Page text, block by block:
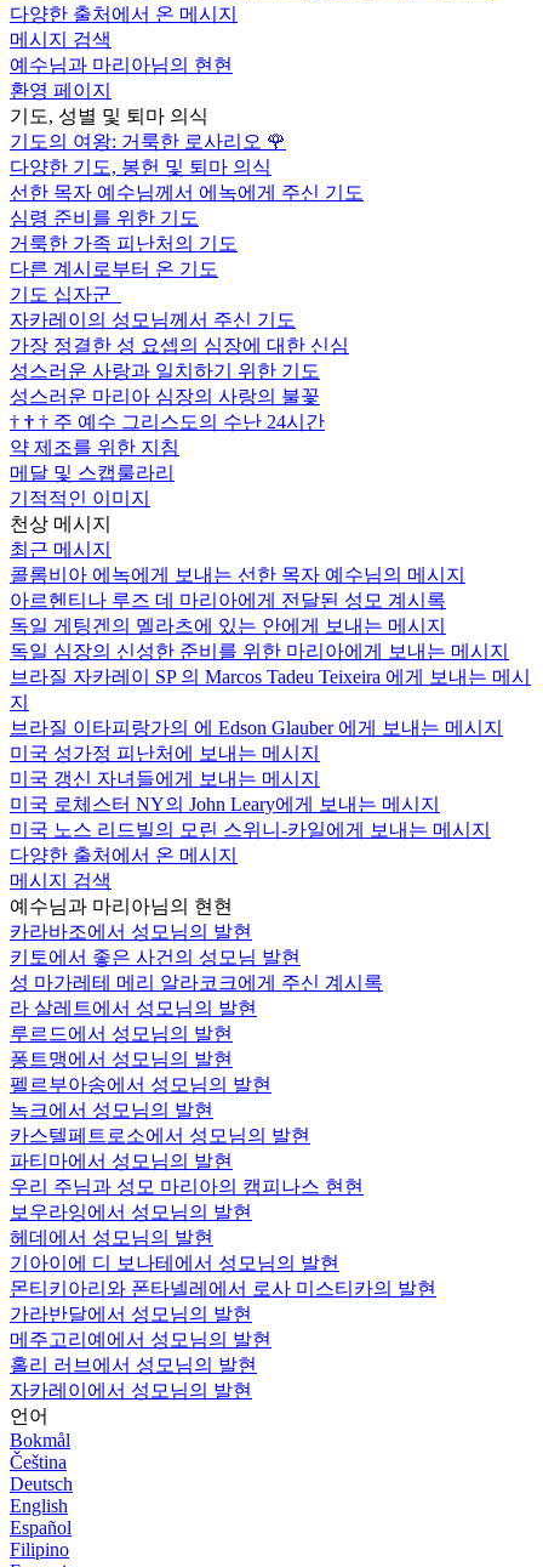
다양한 출처에서 온 메시지
메시지 검색
예수님과 마리아님의 현현
환영 페이지
기도, 성별 및 퇴마 의식
기도의 여왕: 거룩한 로사리오 🌹
다양한 기도, 봉헌 및 퇴마 의식
선한 목자 예수님께서 에녹에게 주신 기도
심령 준비를 위한 기도
거룩한 가족 피난처의 기도
다른 계시로부터 온 기도
기도 십자군
자카레이의 성모님께서 주신 기도
가장 정결한 성 요셉의 심장에 대한 신심
성스러운 사랑과 일치하기 위한 기도
성스러운 마리아 심장의 사랑의 불꽃
† † † 주 예수 그리스도의 수난 24시간
약 제조를 위한 지침
메달 및 스캡룰라리
기적적인 이미지
천상 메시지
최근 메시지
콜롬비아 에녹에게 보내는 선한 목자 예수님의 메시지
아르헨티나 루즈 데 마리아에게 전달된 성모 계시록
독일 게팅겐의 멜라츠에 있는 안에게 보내는 메시지
독일 심장의 신성한 준비를 위한 마리아에게 보내는 메시지
브라질 자카레이 SP 의 Marcos Tadeu Teixeira 에게 보내는 메시
지
브라질 이타피랑가의 에 Edson Glauber 에게 보내는 메시지
미국 성가정 피난처에 보내는 메시지
미국 갱신 자녀들에게 보내는 메시지
미국 로체스터 NY의 John Leary에게 보내는 메시지
미국 노스 리드빌의 모린 스위니-카일에게 보내는 메시지
다양한 출처에서 온 메시지
메시지 검색
예수님과 마리아님의 현현
카라바조에서 성모님의 발현
키토에서 좋은 사건의 성모님 발현
성 마가레테 메리 알라코크에게 주신 계시록
라 살레트에서 성모님의 발현
루르드에서 성모님의 발현
퐁트맹에서 성모님의 발현
펠르부아송에서 성모님의 발현
녹크에서 성모님의 발현
카스텔페트로소에서 성모님의 발현
파티마에서 성모님의 발현
우리 주님과 성모 마리아의 캠피나스 현현
보우라잉에서 성모님의 발현
헤데에서 성모님의 발현
기아이에 디 보나테에서 성모님의 발현
몬티키아리와 폰타넬레에서 로사 미스티카의 발현
가라반달에서 성모님의 발현
메주고리예에서 성모님의 발현
홀리 러브에서 성모님의 발현
자카레이에서 성모님의 발현
언어
Bokmål
Čeština
Deutsch
English
Español
Filipino